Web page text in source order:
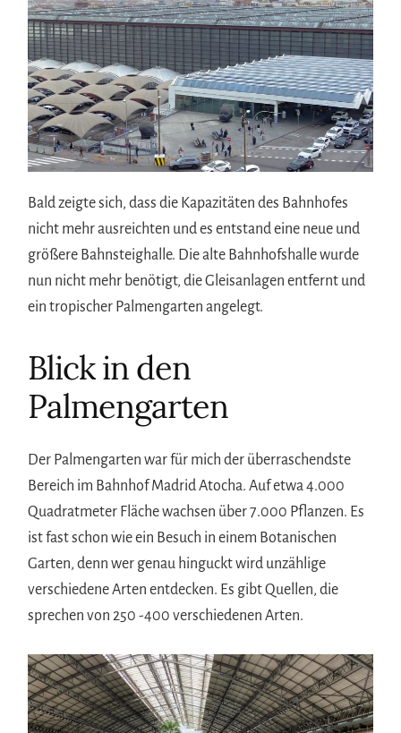
Bald zeigte sich, dass die Kapazitäten des Bahnhofes
nicht mehr ausreichten und es entstand eine neue und
größere Bahnsteighalle. Die alte Bahnhofshalle wurde
nun nicht mehr benötigt, die Gleisanlagen entfernt und
ein tropischer Palmengarten angelegt.
Blick in den
Palmengarten
Der Palmengarten war für mich der überraschendste
Bereich im Bahnhof Madrid Atocha. Auf etwa 4.000
Quadratmeter Fläche wachsen über 7.000 Pflanzen. Es
ist fast schon wie ein Besuch in einem Botanischen
Garten, denn wer genau hinguckt wird unzählige
verschiedene Arten entdecken. Es gibt Quellen, die
sprechen von 250 -400 verschiedenen Arten.